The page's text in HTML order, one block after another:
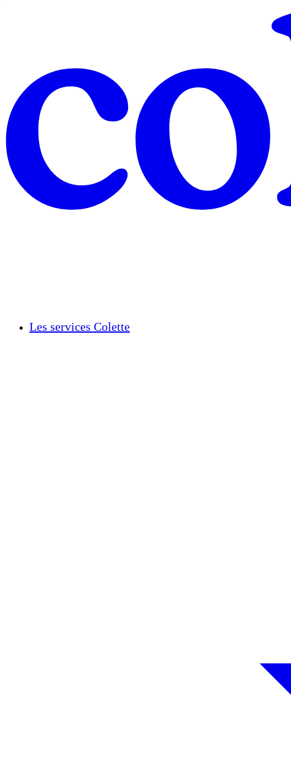
Les services Colette